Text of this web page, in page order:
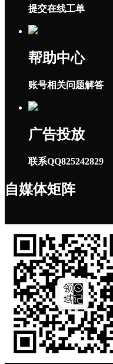
提交在线工单
帮助中心
账号相关问题解答
广告投放
联系QQ825242829
自媒体矩阵